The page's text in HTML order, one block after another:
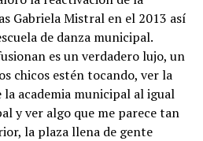
Gabriela Mistral en el 2013 así
de danza municipal.
es un verdadero lujo, un
chicos estén tocando, ver la
la academia municipal al igual
y ver algo que me parece tan
la plaza llena de gente